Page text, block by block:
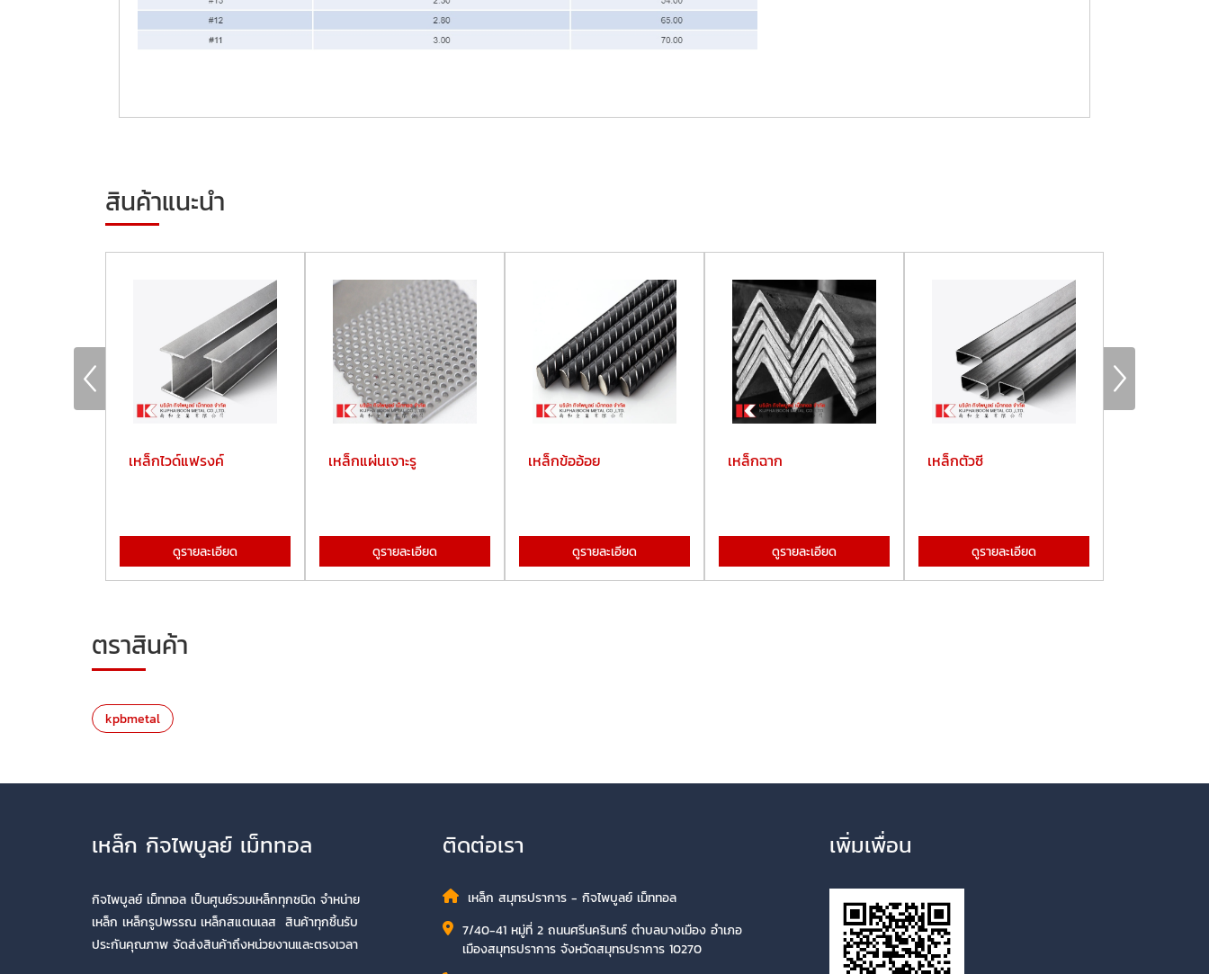
สินค้าแนะนำ
เหล็กไวด์แฟรงค์
ดูรายละเอียด
เหล็กแผ่นเจาะรู
ดูรายละเอียด
เหล็กข้ออ้อย
ดูรายละเอียด
เหล็กฉาก
ดูรายละเอียด
เหล็กตัวซี
ดูรายละเอียด
ตราสินค้า
kpbmetal
เหล็ก กิจไพบูลย์ เม็ททอล
กิจไพบูลย์ เม็ททอล เป็นศูนย์รวมเหล็กทุกชนิด จำหน่าย
เหล็ก เหล็กรูปพรรณ เหล็กสแตนเลส สินค้าทุกชิ้นรับ
ประกันคุณภาพ จัดส่งสินค้าถึงหน่วยงานและตรงเวลา
ติดต่อเรา
เหล็ก สมุทรปราการ - กิจไพบูลย์ เม็ททอล
7/40-41 หมู่ที่ 2 ถนนศรีนครินทร์ ตำบลบางเมือง อำเภอ
เมืองสมุทรปราการ จังหวัดสมุทรปราการ 10270
เพิ่มเพื่อน